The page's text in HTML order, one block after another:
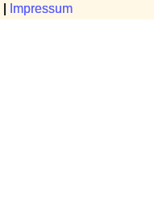
Impressum
Impressum